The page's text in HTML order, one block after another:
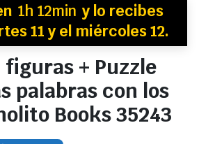
1h 12min y lo recibes
11 y el miércoles 12.
figuras + Puzzle
palabras con los
Books 35243